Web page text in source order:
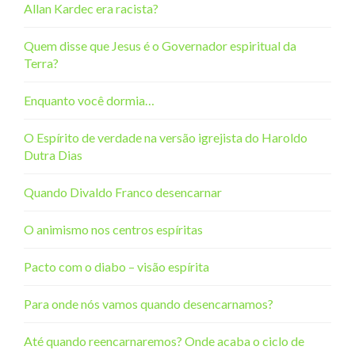
Allan Kardec era racista?
Quem disse que Jesus é o Governador espiritual da
Terra?
Enquanto você dormia…
O Espírito de verdade na versão igrejista do Haroldo
Dutra Dias
Quando Divaldo Franco desencarnar
O animismo nos centros espíritas
Pacto com o diabo – visão espírita
Para onde nós vamos quando desencarnamos?
Até quando reencarnaremos? Onde acaba o ciclo de